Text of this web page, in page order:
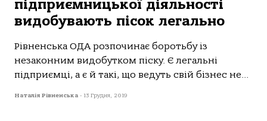
підприємницької діяльності
видобувають пісок легально
Рівненська ОДА розпочинає боротьбу із
незаконним видобутком піску. Є легальні
підприємці, а є й такі, що ведуть свій бізнес не...
Наталія Рівненська - 13 Грудня, 2019